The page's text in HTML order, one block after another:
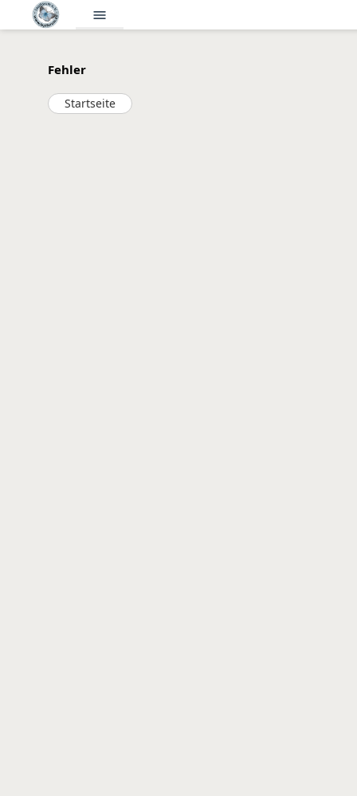
menu
Fehler
Startseite